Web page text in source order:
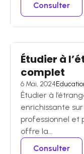
Consulter
Étudier à
complet
6 Mai, 2024
Êtudier à
enrichissante
professionnel et
offre la...
Consulter